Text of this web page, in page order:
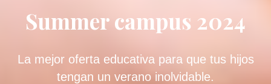
Summer campus 2024
La mejor oferta educativa para que tus hijos
tengan un verano inolvidable.